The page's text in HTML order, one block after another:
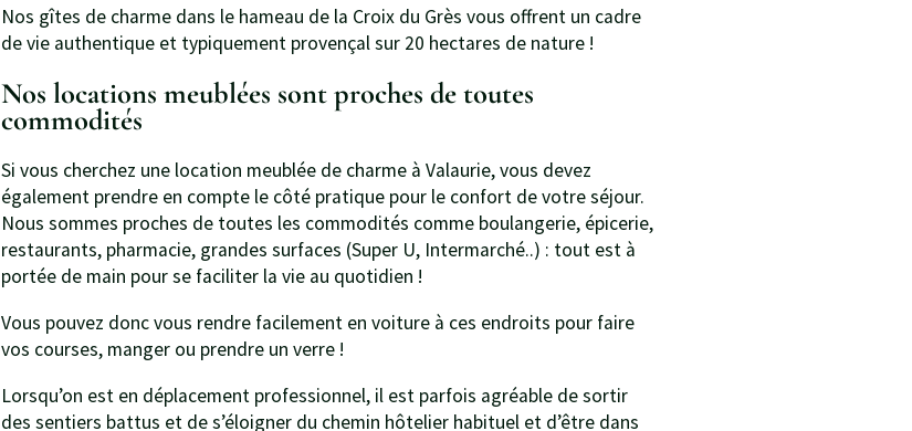
Nos gîtes de charme dans le hameau de la Croix du Grès vous offrent un cadre
de vie authentique et typiquement provençal sur 20 hectares de nature !
Nos locations meublées sont proches de toutes
commodités
Si vous cherchez une location meublée de charme à Valaurie, vous devez
également prendre en compte le côté pratique pour le confort de votre séjour.
Nous sommes proches de toutes les commodités comme boulangerie, épicerie,
restaurants, pharmacie, grandes surfaces (Super U, Intermarché..) : tout est à
portée de main pour se faciliter la vie au quotidien !
Vous pouvez donc vous rendre facilement en voiture à ces endroits pour faire
vos courses, manger ou prendre un verre !
Lorsqu’on est en déplacement professionnel, il est parfois agréable de sortir
des sentiers battus et de s’éloigner du chemin hôtelier habituel et d’être dans